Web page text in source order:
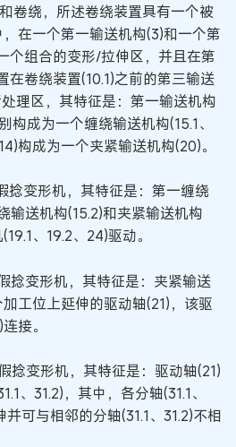
卷绕，所述卷绕装置具有一个被
在一个第一输送机构(3)和一个第
个组合的变形/拉伸区，并且在第
在卷绕装置(10.1)之前的第三输送
理区，其特征是：第一输送机构
成为一个缠绕输送机构(15.1、
构成为一个夹紧输送机构(20)。
捻变形机，其特征是：第一缠绕
输送机构(15.2)和夹紧输送机构
、19.2、24)驱动。
捻变形机，其特征是：夹紧输送
工位上延伸的驱动轴(21)，该驱
接。
捻变形机，其特征是：驱动轴(21)
、31.2)，其中，各分轴(31.1、
可与相邻的分轴(31.1、31.2)不相